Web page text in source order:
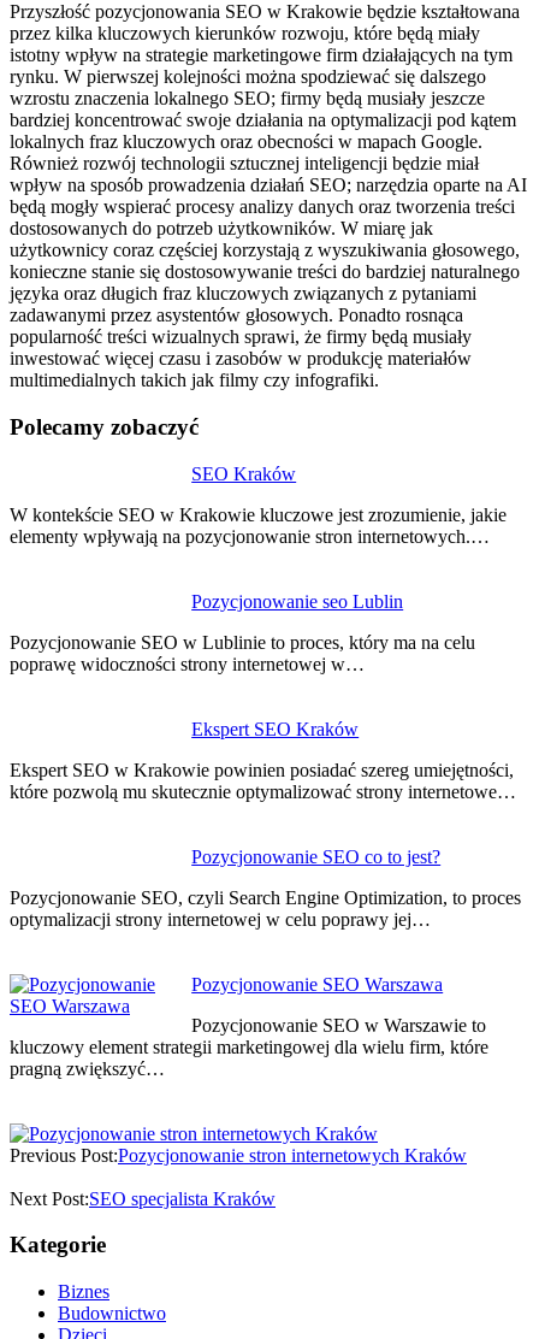
Przyszłość pozycjonowania SEO w Krakowie będzie kształtowana
przez kilka kluczowych kierunków rozwoju, które będą miały
istotny wpływ na strategie marketingowe firm działających na tym
rynku. W pierwszej kolejności można spodziewać się dalszego
wzrostu znaczenia lokalnego SEO; firmy będą musiały jeszcze
bardziej koncentrować swoje działania na optymalizacji pod kątem
lokalnych fraz kluczowych oraz obecności w mapach Google.
Również rozwój technologii sztucznej inteligencji będzie miał
wpływ na sposób prowadzenia działań SEO; narzędzia oparte na AI
będą mogły wspierać procesy analizy danych oraz tworzenia treści
dostosowanych do potrzeb użytkowników. W miarę jak
użytkownicy coraz częściej korzystają z wyszukiwania głosowego,
konieczne stanie się dostosowywanie treści do bardziej naturalnego
języka oraz długich fraz kluczowych związanych z pytaniami
zadawanymi przez asystentów głosowych. Ponadto rosnąca
popularność treści wizualnych sprawi, że firmy będą musiały
inwestować więcej czasu i zasobów w produkcję materiałów
multimedialnych takich jak filmy czy infografiki.
Polecamy zobaczyć
SEO Kraków
W kontekście SEO w Krakowie kluczowe jest zrozumienie, jakie
elementy wpływają na pozycjonowanie stron internetowych.…
Pozycjonowanie seo Lublin
Pozycjonowanie SEO w Lublinie to proces, który ma na celu
poprawę widoczności strony internetowej w…
Ekspert SEO Kraków
Ekspert SEO w Krakowie powinien posiadać szereg umiejętności,
które pozwolą mu skutecznie optymalizować strony internetowe…
Pozycjonowanie SEO co to jest?
Pozycjonowanie SEO, czyli Search Engine Optimization, to proces
optymalizacji strony internetowej w celu poprawy jej…
Pozycjonowanie SEO Warszawa
Pozycjonowanie SEO w Warszawie to
kluczowy element strategii marketingowej dla wielu firm, które
pragną zwiększyć…
Previous Post:Pozycjonowanie stron internetowych Kraków
Next Post:SEO specjalista Kraków
Kategorie
Biznes
Budownictwo
Dzieci